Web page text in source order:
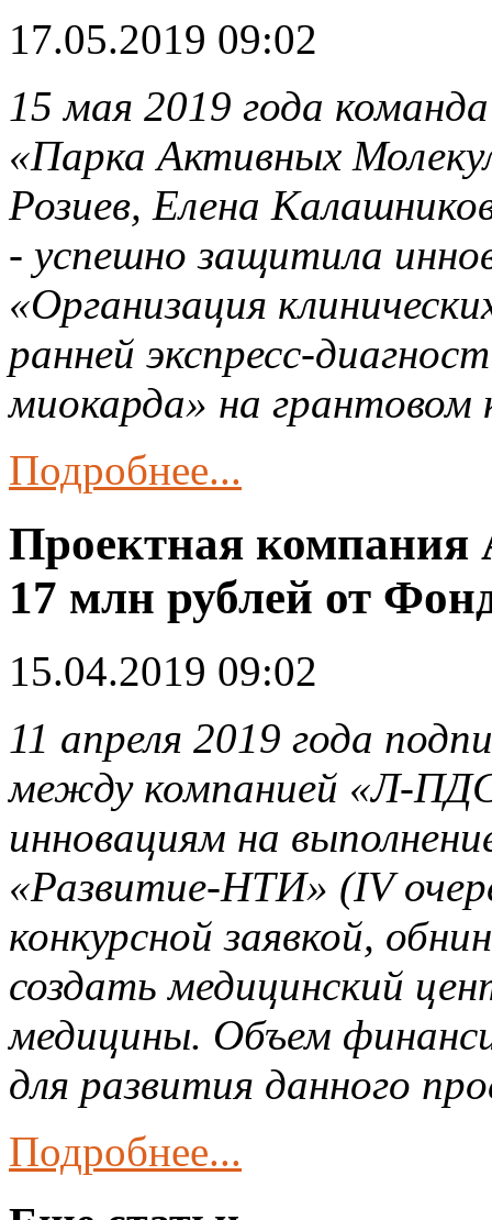
17.05.2019 09:02
15 мая 2019 года
«Парка Активных
Розиев, Елена
- успешно защитила
«Организация
ранней экспресс-
миокарда» на
Подробнее...
Проектная
17 млн рублей от
15.04.2019 09:02
11 апреля 2019 года
между компанией «Л-
инновациям на
«Развитие-НТИ» (IV
конкурсной заявкой,
создать медицинский
медицины. Объем
для развития данного
Подробнее...